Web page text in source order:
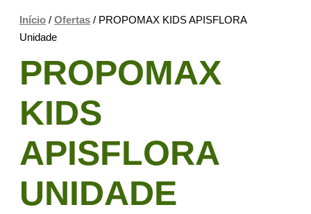
Início / Ofertas / PROPOMAX KIDS APISFLORA
Unidade
PROPOMAX
KIDS
APISFLORA
UNIDADE